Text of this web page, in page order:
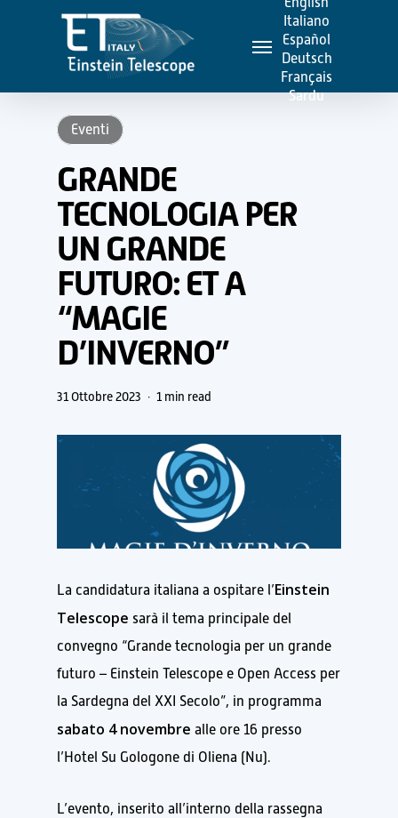
content
Menu
Italiano
Español
Deutsch
Français
Sardu
Eventi
GRANDE
TECNOLOGIA PER
UN GRANDE
FUTURO: ET A
“MAGIE
D’INVERNO”
31 Ottobre 2023 1 min read
La candidatura italiana a ospitare l’Einstein
Telescope sarà il tema principale del
convegno “Grande tecnologia per un grande
futuro – Einstein Telescope e Open Access per
la Sardegna del XXI Secolo”, in programma
sabato 4 novembre alle ore 16 presso
l’Hotel Su Gologone di Oliena (Nu).
L’evento, inserito all’interno della rassegna